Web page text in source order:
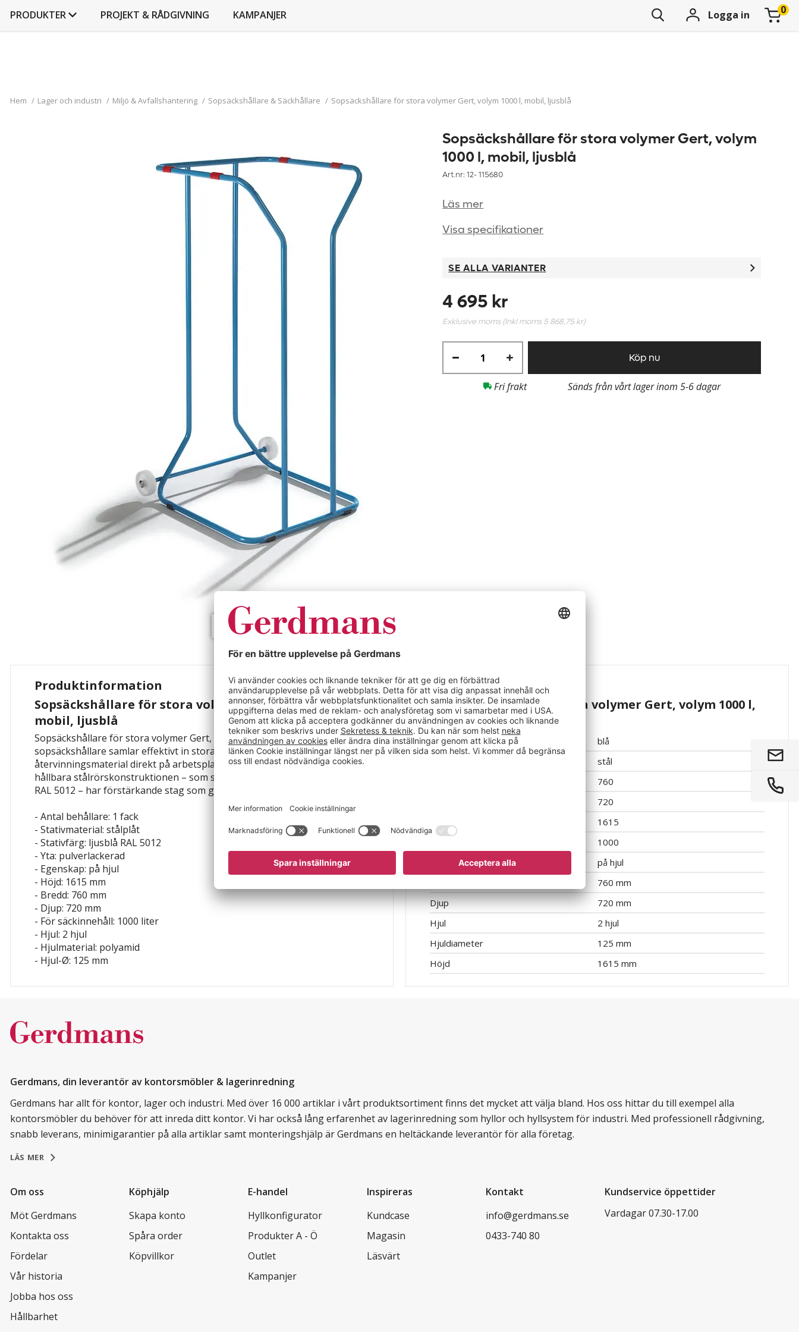
PRODUKTER PROJEKT & RÅDGIVNING KAMPANJER Logga in
Hem / Lager och industri / Miljö & Avfallshantering / Sopsäckshållare & Säckhållare / Sopsäckshållare för stora volymer Gert, volym 1000 l, mobil, ljusblå
Sopsäckshållare för stora volymer Gert, volym
1000 l, mobil, ljusblå
Art.nr: 12-115680
Läs mer
Visa specifikationer
SE ALLA VARIANTER
4 695 kr
Exklusive moms (Inkl moms5 868,75 kr)
Köp nu
Fri frakt Sänds från vårt lager inom 5-6 dagar
Produktinformation
Sopsäckshållare för stora volymer Gert, volym 1000 l,
mobil, ljusblå
Sopsäckshållare för stora volymer Gert, volym 1000 l, mobil, ljusblå. Denna
sopsäckshållare samlar effektivt in stora volymer av lättare
återvinningsmaterial direkt på arbetsplatsen. Den lätta, robusta och
hållbara stålrörskonstruktionen – som standard pulverlackerad i ljusblått
RAL 5012 – har förstärkande stag som ger hög stabilitet.
- Antal behållare: 1 fack
- Stativmaterial: stålplåt
- Stativfärg: ljusblå RAL 5012
- Yta: pulverlackerad
- Egenskap: på hjul
- Höjd: 1615 mm
- Bredd: 760 mm
- Djup: 720 mm
- För säckinnehåll: 1000 liter
- Hjul: 2 hjul
- Hjulmaterial: polyamid
- Hjul-Ø: 125 mm
Specifikationer
Sopsäckshållare för stora volymer Gert, volym 1000 l,
mobil, ljusblå
Färg
blå
stål
760
720
1615
1000
Egenskap
på hjul
760 mm
Djup
720 mm
Hjul
2 hjul
Hjuldiameter
125 mm
Höjd
1615 mm
Gerdmans, din leverantör av kontorsmöbler & lagerinredning
Gerdmans har allt för kontor, lager och industri. Med över 16 000 artiklar i vårt produktsortiment finns det mycket att välja bland. Hos oss hittar du till exempel alla
kontorsmöbler du behöver för att inreda ditt kontor. Vi har också lång erfarenhet av lagerinredning som hyllor och hyllsystem för industri. Med professionell rådgivning,
snabb leverans, minimigarantier på alla artiklar samt monteringshjälp är Gerdmans en heltäckande leverantör för alla företag.
LÄS MER
Om oss
Möt Gerdmans
Kontakta oss
Fördelar
Vår historia
Jobba hos oss
Hållbarhet
Köphjälp
Skapa konto
Spåra order
Köpvillkor
E-handel
Hyllkonfigurator
Produkter A - Ö
Outlet
Kampanjer
Inspireras
Kundcase
Magasin
Läsvärt
Kontakt
info@gerdmans.se
0433-740 80
Kundservice öppettider
Vardagar 07.30-17.00